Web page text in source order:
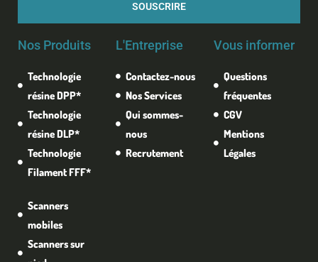
SOUSCRIRE
Nos Produits
Technologie
résine DPP*
Technologie
résine DLP*
Technologie
Filament FFF*
Scanners
mobiles
Scanners sur
L'Entreprise
Contactez-nous
Nos Services
Qui sommes-
nous
Recrutement
Vous informer
Questions
fréquentes
CGV
Mentions
Légales